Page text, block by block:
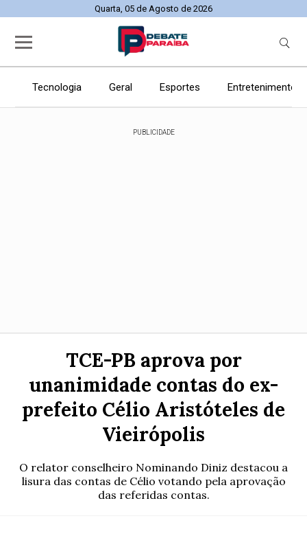
Quarta, 05 de Agosto de 2026
Tecnologia Geral Esportes Entretenimento
PUBLICIDADE
TCE-PB aprova por
unanimidade contas do ex-
prefeito Célio Aristóteles de
Vieirópolis
O relator conselheiro Nominando Diniz destacou a
lisura das contas de Célio votando pela aprovação
das referidas contas.